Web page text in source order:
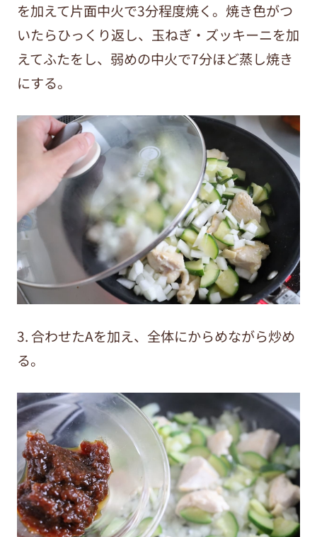
を加えて片面中火で3分程度焼く。焼き色がつ
いたらひっくり返し、玉ねぎ・ズッキーニを加
えてふたをし、弱めの中火で7分ほど蒸し焼き
にする。
3. 合わせたAを加え、全体にからめながら炒め
る。